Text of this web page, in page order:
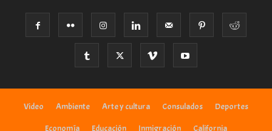
Video Ambiente Arte y cultura Consulados Deportes
Economía Educación Inmigración California